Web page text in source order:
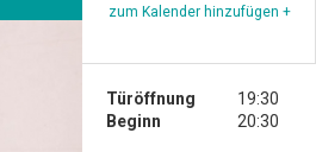
zum Kalender hinzufügen +
Türöffnung
Beginn
19:30
20:30